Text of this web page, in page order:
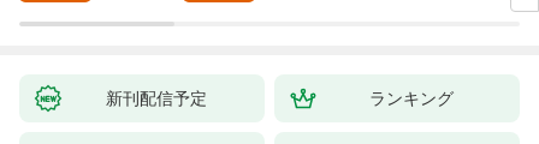
新刊配信予定 ランキング